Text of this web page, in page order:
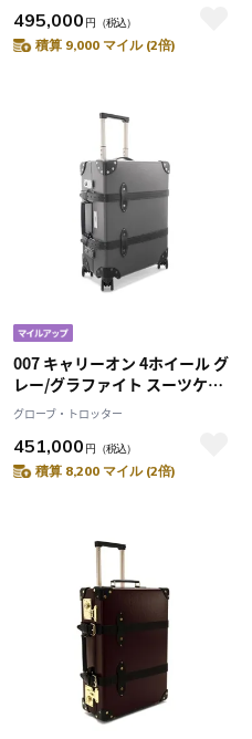
495,000 円 （税込）
積算 9,000 マイル (2倍)
007 キャリーオン 4ホイール グ
レー/グラファイト スーツケー
ス
グローブ・トロッター
451,000 円 （税込）
積算 8,200 マイル (2倍)